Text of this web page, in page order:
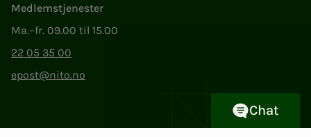
Medlemstjenester
Ma.–fr. 09.00 til 15.00
22 05 35 00
epost@nito.no
Chat